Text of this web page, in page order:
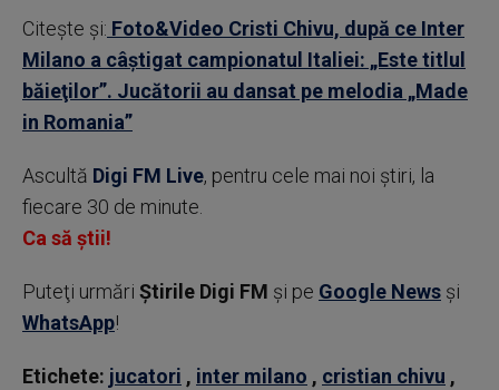
Citește și: Foto&Video Cristi Chivu, după ce Inter
Milano a câştigat campionatul Italiei: „Este titlul
băieţilor”. Jucătorii au dansat pe melodia „Made
in Romania”
Ascultă Digi FM Live, pentru cele mai noi știri, la
fiecare 30 de minute.
Ca să știi!
Puteţi urmări Știrile Digi FM şi pe Google News şi
WhatsApp!
Etichete: jucatori , inter milano , cristian chivu ,